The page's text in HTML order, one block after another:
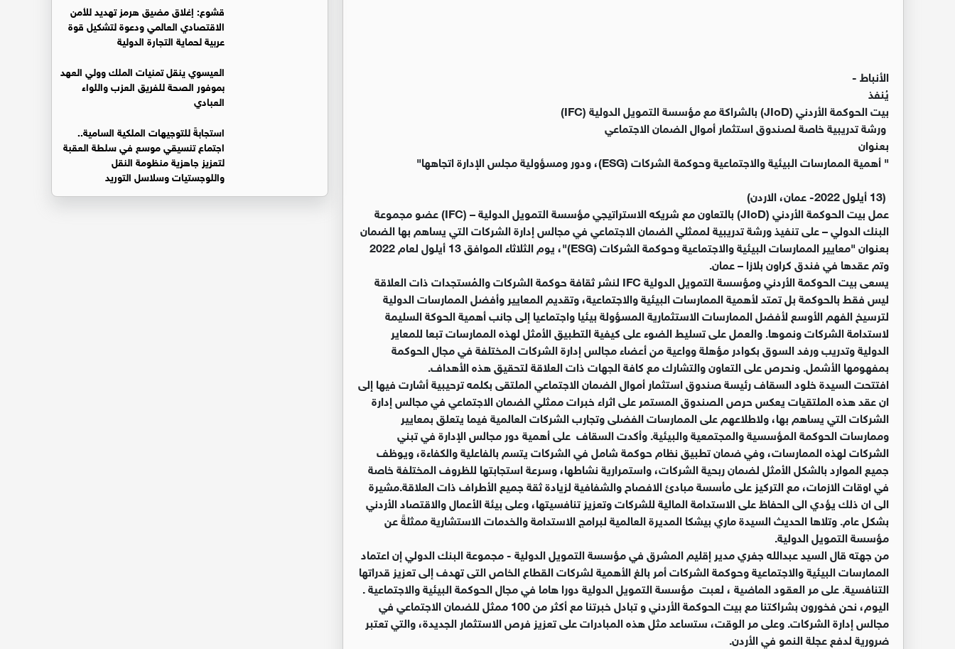
الأنباط -
يُنفذ
بيت الحوكمة الأردني (JIoD) بالشراكة مع مؤسسة التمويل الدولية (IFC)
ورشة تدريبية خاصة لصندوق استثمار أموال الضمان الاجتماعي
بعنوان
" أهمية الممارسات البيئية والاجتماعية وحوكمة الشركات (ESG)، ودور ومسؤولية مجلس الإدارة اتجاهها"
(13 أيلول 2022- عمان، الاردن)
عمل بيت الحوكمة الأردني (JIoD) بالتعاون مع شريكه الاستراتيجي مؤسسة التمويل الدولية – (IFC) عضو مجموعة
البنك الدولي – على تنفيذ ورشة تدريبية لممثلي الضمان الاجتماعي في مجالس إدارة الشركات التي يساهم بها الضمان
بعنوان "معايير الممارسات البيئية والاجتماعية وحوكمة الشركات (ESG)"، يوم الثلاثاء الموافق 13 أيلول لعام 2022
وتم عقدها في فندق كراون بلازا – عمان.
يسعى بيت الحوكمة الأردني ومؤسسة التمويل الدولية IFC لنشر ثقافة حوكمة الشركات والمُستجدات ذات العلاقة
ليس فقط بالحوكمة بل تمتد لأهمية الممارسات البيئية والاجتماعية، وتقديم المعايير وأفضل الممارسات الدولية
لترسيخ الفهم الأوسع لأفضل الممارسات الاستثمارية المسؤولة بيئيا واجتماعيا إلى جانب أهمية الحوكة السليمة
لاستدامة الشركات ونموها. والعمل على تسليط الضوء على كيفية التطبيق الأمثل لهذه الممارسات تبعا للمعاير
الدولية وتدريب ورفد السوق بكوادر مؤهلة وواعية من أعضاء مجالس إدارة الشركات المختلفة في مجال الحوكمة
بمفهومها الأشمل. ونحرص على التعاون والتشارك مع كافة الجهات ذات العلاقة لتحقيق هذه الأهداف.
افتتحت السيدة خلود السقاف رئيسة صندوق استثمار أموال الضمان الاجتماعي الملتقى بكلمه ترحيبية أشارت فيها إلى
ان عقد هذه الملتقيات يعكس حرص الصندوق المستمر على اثراء خبرات ممثلي الضمان الاجتماعي في مجالس إدارة
الشركات التي يساهم بها، ولاطلاعهم على الممارسات الفضلى وتجارب الشركات العالمية فيما يتعلق بمعايير
وممارسات الحوكمة المؤسسية والمجتمعية والبيئية. وأكدت السقاف على أهمية دور مجالس الإدارة في تبني
الشركات لهذه الممارسات، وفي ضمان تطبيق نظام حوكمة شامل في الشركات يتسم بالفاعلية والكفاءة، ويوظف
جميع الموارد بالشكل الأمثل لضمان ربحية الشركات، واستمرارية نشاطها، وسرعة استجابتها للظروف المختلفة خاصة
في اوقات الازمات، مع التركيز على مأسسة مبادئ الافصاح والشفافية لزيادة ثقة جميع الأطراف ذات العلاقة.مشيرة
الى ان ذلك يؤدي الى الحفاظ على الاستدامة المالية للشركات وتعزيز تنافسيتها، وعلى بيئة الأعمال والاقتصاد الأردني
بشكل عام. وتلاها الحديث السيدة ماري بيشكا المديرة العالمية لبرامج الاستدامة والخدمات الاستشارية ممثلةً عن
مؤسسة التمويل الدولية.
من جهته قال السيد عبدالله جفري مدير إقليم المشرق في مؤسسة التمويل الدولية - مجموعة البنك الدولي إن اعتماد
الممارسات البيئية والاجتماعية وحوكمة الشركات أمر بالغ الأهمية لشركات القطاع الخاص التى تهدف إلى تعزيز قدراتها
التنافسية. على مر العقود الماضية ، لعبت مؤسسة التمويل الدولية دورا هاما في مجال الحوكمة البيئية والاجتماعية .
اليوم، نحن فخورون بشراكتنا مع بيت الحوكمة الأردني و تبادل خبرتنا مع أكثر من 100 ممثل للضمان الاجتماعي في
مجالس إدارة الشركات. وعلى مر الوقت، ستساعد مثل هذه المبادرات على تعزيز فرص الاستثمار الجديدة، والتي تعتبر
ضرورية لدفع عجلة النمو في الأردن.
قشوع: إغلاق مضيق هرمز تهديد للأمن
الاقتصادي العالمي ودعوة لتشكيل قوة
عربية لحماية التجارة الدولية
العيسوي ينقل تمنيات الملك وولي العهد
بموفور الصحة للفريق العزب واللواء
العبادي
استجابةً للتوجيهات الملكية السامية..
اجتماع تنسيقي موسع في سلطة العقبة
لتعزيز جاهزية منظومة النقل
واللوجستيات وسلاسل التوريد